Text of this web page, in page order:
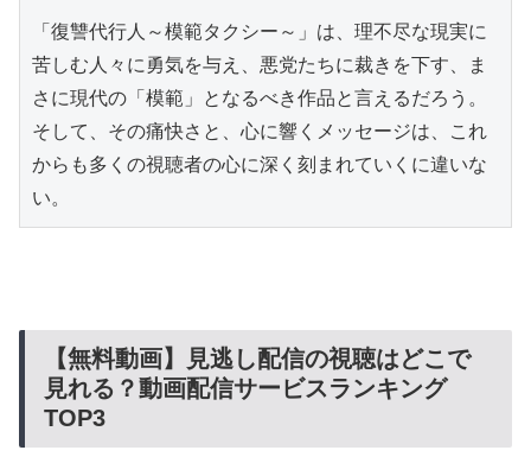
「復讐代行人～模範タクシー～」は、理不尽な現実に
苦しむ人々に勇気を与え、悪党たちに裁きを下す、ま
さに現代の「模範」となるべき作品と言えるだろう。
そして、その痛快さと、心に響くメッセージは、これ
からも多くの視聴者の心に深く刻まれていくに違いな
い。
【無料動画】見逃し配信の視聴はどこで
見れる？動画配信サービスランキング
TOP3